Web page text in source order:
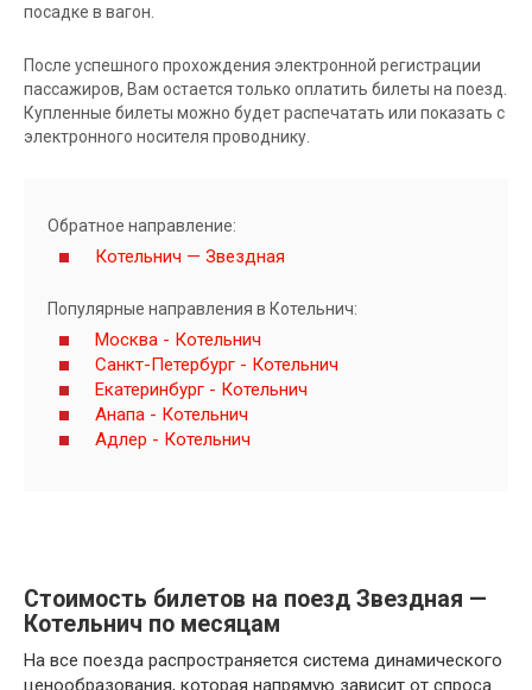
посадке в вагон.
После успешного прохождения электронной регистрации
пассажиров, Вам остается только оплатить билеты на поезд.
Купленные билеты можно будет распечатать или показать с
электронного носителя проводнику.
Обратное направление:
Котельнич — Звездная
Популярные направления в Котельнич:
Москва - Котельнич
Санкт-Петербург - Котельнич
Екатеринбург - Котельнич
Анапа - Котельнич
Адлер - Котельнич
Стоимость билетов на поезд Звездная —
Котельнич по месяцам
На все поезда распространяется система динамического
ценообразования, которая напрямую зависит от спроса